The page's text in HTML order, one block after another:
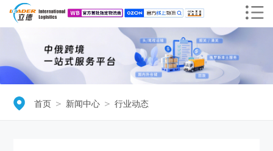
首页 ＞ 新闻中心 ＞ 行业动态